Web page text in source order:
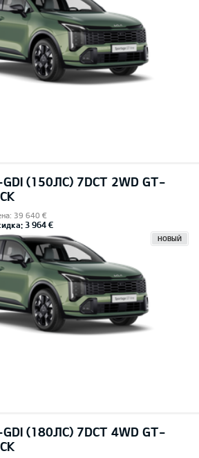
(150ЛС) 7DCT 2WD GT-
39 640 €
3 964 €
НОВЫЙ
(180ЛС) 7DCT 4WD GT-